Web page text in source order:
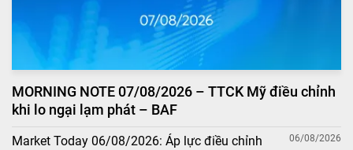
MORNING NOTE 07/08/2026 – TTCK Mỹ điều chỉnh
khi lo ngại lạm phát – BAF
Market Today 06/08/2026: Áp lực điều chỉnh
06/08/2026